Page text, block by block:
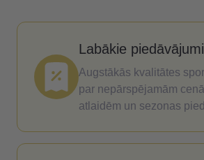
Labākie piedāvājumi
Augstākās kvalitātes
par nepārspējamām
atlaidēm un sezonas